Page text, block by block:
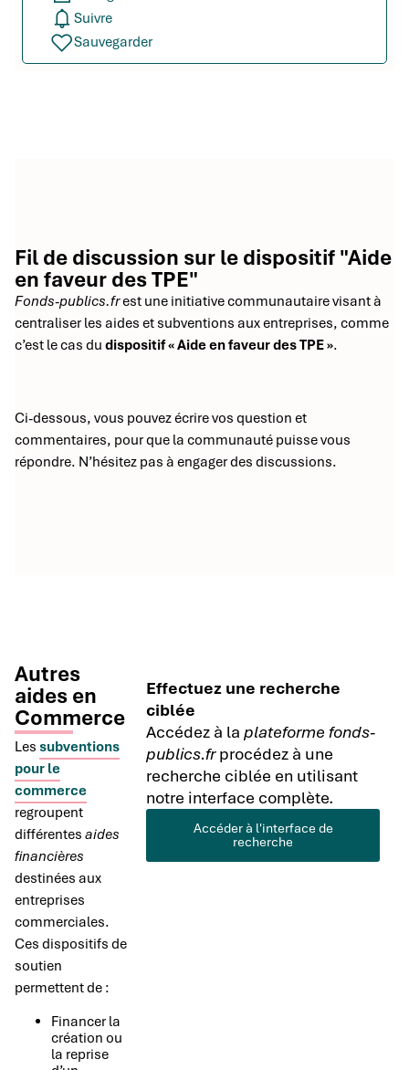
Suivre
Sauvegarder
Fil de discussion sur le dispositif "Aide
en faveur des TPE"
Fonds-publics.frest une initiative communautaire visant à
centraliser les aides et subventions aux entreprises, comme
c’est le cas du dispositif « Aide en faveur des TPE ».
Ci-dessous, vous pouvez écrire vos question et
commentaires, pour que la communauté puisse vous
répondre. N’hésitez pas à engager des discussions.
Autres
aides en
Commerce
Les subventions
pour le
commerce
regroupent
différentes aides
financières
destinées aux
entreprises
commerciales.
Ces dispositifs de
soutien
permettent de :
Financer la
création ou
la reprise
Effectuez une recherche
ciblée
Accédez à laplateforme fonds-
publics.frprocédez à une
recherche ciblée en utilisant
notre interface complète.
Accéder à l'interface de
recherche